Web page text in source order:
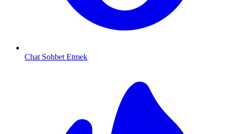
Chat Sohbet Etmek